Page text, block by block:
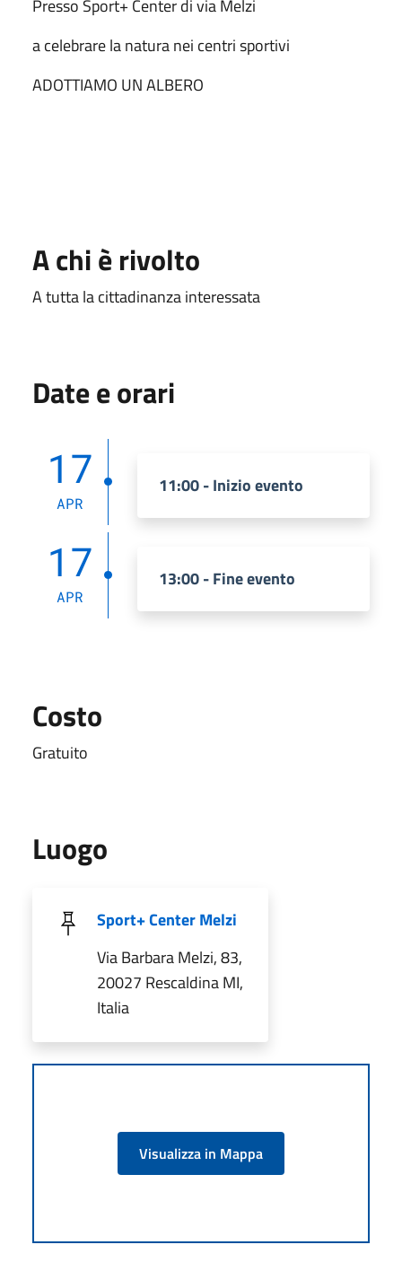
Presso Sport+ Center di via Melzi
a celebrare la natura nei centri sportivi
ADOTTIAMO UN ALBERO
A chi è rivolto
A tutta la cittadinanza interessata
Date e orari
17
APR
11:00 - Inizio evento
17
APR
13:00 - Fine evento
Costo
Gratuito
Luogo
Sport+ Center Melzi
Via Barbara Melzi, 83,
20027 Rescaldina MI,
Italia
Visualizza in Mappa